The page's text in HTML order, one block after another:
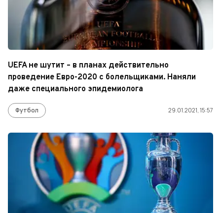
UEFA не шутит – в планах действительно
проведение Евро-2020 с болельщиками. Наняли
даже специального эпидемиолога
Футбол 29.01.2021, 15:57